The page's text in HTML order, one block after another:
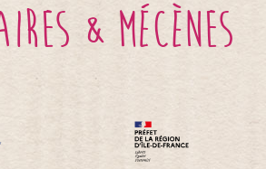
& mécènes